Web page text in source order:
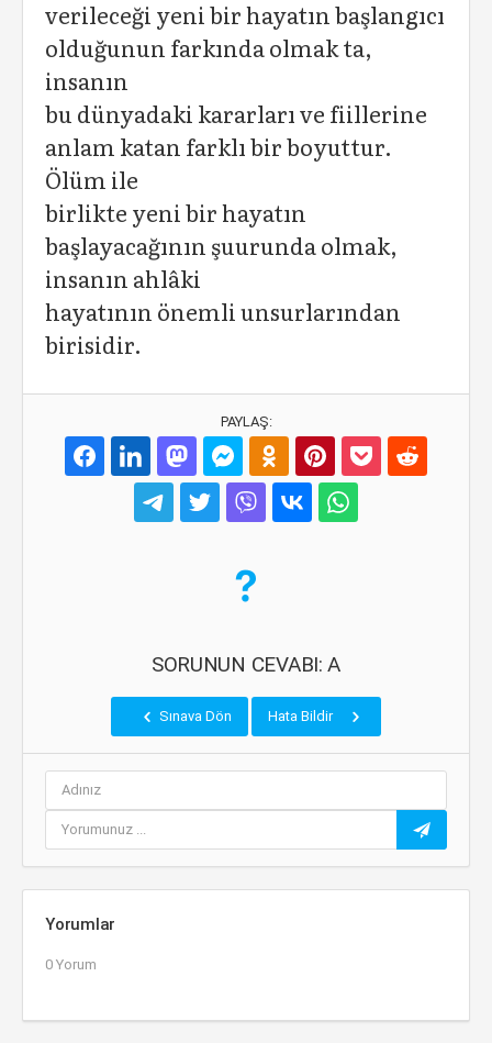
verileceği yeni bir hayatın başlangıcı
olduğunun farkında olmak ta,
insanın
bu dünyadaki kararları ve fiillerine
anlam katan farklı bir boyuttur.
Ölüm ile
birlikte yeni bir hayatın
başlayacağının şuurunda olmak,
insanın ahlâki
hayatının önemli unsurlarından
birisidir.
PAYLAŞ:
SORUNUN CEVABI: A
Sınava Dön Hata Bildir
Yorumlar
0 Yorum